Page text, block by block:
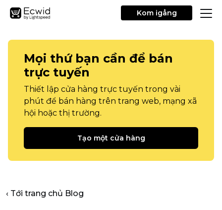
Kom igång
Mọi thứ bạn cần để bán
trực tuyến
Thiết lập cửa hàng trực tuyến trong vài
phút để bán hàng trên trang web, mạng xã
hội hoặc thị trường.
Tạo một cửa hàng
‹ Tới trang chủ Blog